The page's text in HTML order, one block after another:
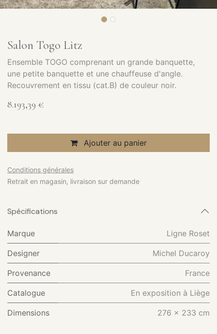
Salon Togo Litz
Ensemble TOGO comprenant un grande banquette,
une petite banquette et une chauffeuse d'angle.
Recouvrement en tissu (cat.B) de couleur noir.
8.193,39 €
Ajouter au panier
Conditions générales
Retrait en magasin, livraison sur demande
Spécifications
Marque Ligne Roset
Designer Michel Ducaroy
Provenance France
Catalogue En exposition à Liège
Dimensions 276 x 233 cm